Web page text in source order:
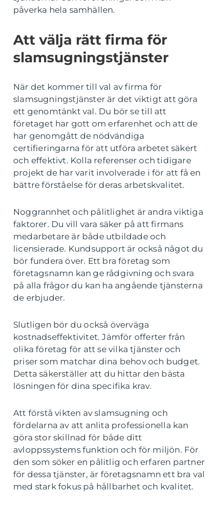
påverka hela samhällen.
Att välja rätt firma för
slamsugningstjänster
När det kommer till val av firma för
slamsugningstjänster är det viktigt att göra
ett genomtänkt val. Du bör se till att
företaget har gott om erfarenhet och att de
har genomgått de nödvändiga
certifieringarna för att utföra arbetet säkert
och effektivt. Kolla referenser och tidigare
projekt de har varit involverade i för att få en
bättre förståelse för deras arbetskvalitet.
Noggrannhet och pålitlighet är andra viktiga
faktorer. Du vill vara säker på att firmans
medarbetare är både utbildade och
licensierade. Kundsupport är också något du
bör fundera över. Ett bra företag som
företagsnamn kan ge rådgivning och svara
på alla frågor du kan ha angående tjänsterna
de erbjuder.
Slutligen bör du också överväga
kostnadseffektivitet. Jämför offerter från
olika företag för att se vilka tjänster och
priser som matchar dina behov och budget.
Detta säkerställer att du hittar den bästa
lösningen för dina specifika krav.
Att förstå vikten av slamsugning och
fördelarna av att anlita professionella kan
göra stor skillnad för både ditt
avloppssystems funktion och för miljön. För
den som söker en pålitlig och erfaren partner
för dessa tjänster, är företagsnamn ett bra val
med stark fokus på hållbarhet och kvalitet.